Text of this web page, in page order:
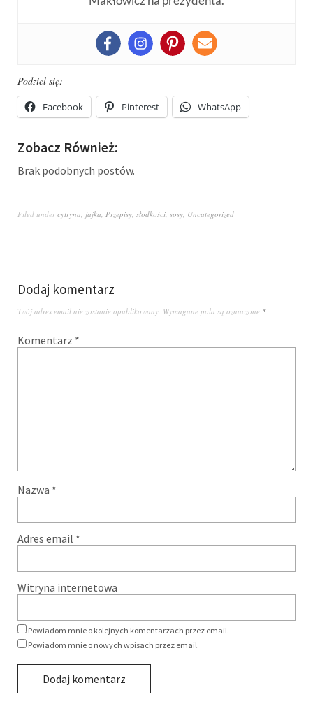
Podziel się:
Facebook Pinterest WhatsApp
Zobacz Również:
Brak podobnych postów.
Filed undercytryna jajka Przepisy słodkości sosy Uncategorized
Dodaj komentarz
Twój adres email nie zostanie opublikowany. Wymagane pola są oznaczone *
Komentarz *
Nazwa *
Adres email *
Witryna internetowa
Powiadom mnie o kolejnych komentarzach przez email.
Powiadom mnie o nowych wpisach przez email.